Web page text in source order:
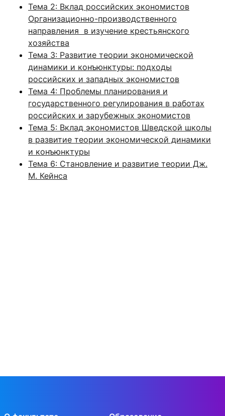
Тема 2: Вклад российских экономистов
Организационно-производственного
направления в изучение крестьянского
хозяйства
Тема 3: Развитие теории экономической
динамики и конъюнктуры: подходы
российских и западных экономистов
Тема 4: Проблемы планирования и
государственного регулирования в работах
российских и зарубежных экономистов
Тема 5: Вклад экономистов Шведской школы
в развитие теории экономической динамики
и конъюнктуры
Тема 6: Становление и развитие теории Дж.
М. Кейнса